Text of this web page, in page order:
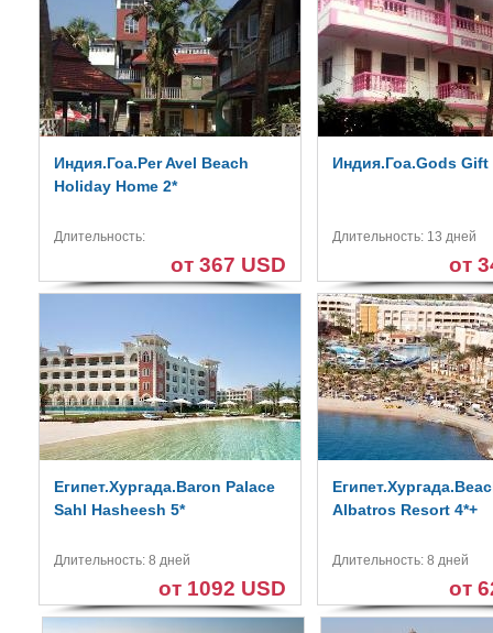
Индия.Гоа.Per Avel Beach
Holiday Home 2*
Длительность:
от 367 USD
Индия.Гоа.Gods Gift
Длительность: 13 дней
от
Египет.Хургада.Baron Palace
Sahl Hasheesh 5*
Длительность: 8 дней
от 1092 USD
Albatros Resort 4*+
Длительность: 8 дней
от